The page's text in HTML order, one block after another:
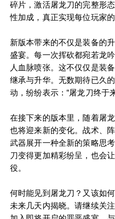
碎片，激活屠龙刀的完整形
性加成，真正实现每位玩家的
新版本带来的不仅是装备的
盛宴。每一次挥砍都宛若龙
人血脉喷张。这不仅仅是装
继承与升华。无数期待已久
动，纷纷表示：“屠龙刀终于
在接下来的版本里，随着屠
也将迎来新的变化。战术、
武器展开一种全新的策略思
刀变得更加精彩纷呈，也会
役。
何时能见到屠龙刀？又该如
未来几天内揭晓。请继续关